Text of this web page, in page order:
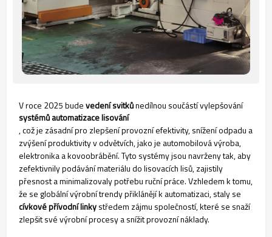
V roce 2025 budevedení svitkůnedílnou součástí vylepšování
systémů automatizace lisování
, což je zásadní pro zlepšení provozní efektivity, snížení odpadu a
zvýšení produktivity v odvětvích, jako je automobilová výroba,
elektronika a kovoobrábění. Tyto systémy jsou navrženy tak, aby
zefektivnily podávání materiálu do lisovacích lisů, zajistily
přesnost a minimalizovaly potřebu ruční práce. Vzhledem k tomu,
že se globální výrobní trendy přiklánějí k automatizaci, staly se
cívkové přívodní linkystředem zájmu společností, které se snaží
zlepšit své výrobní procesy a snížit provozní náklady.